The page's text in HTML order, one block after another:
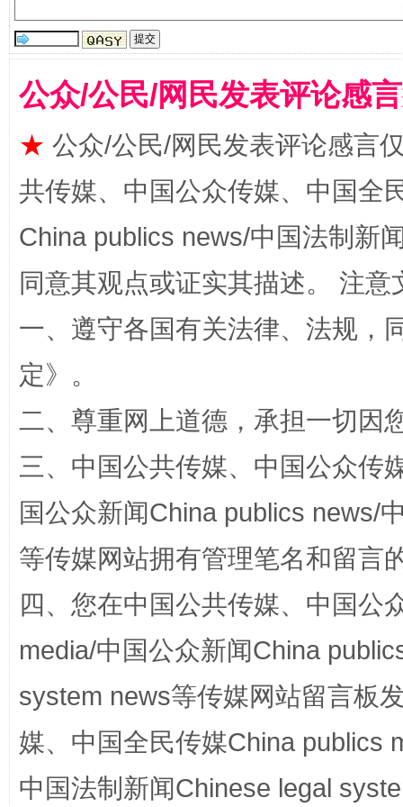
受贿1.44亿！段成刚被判无期 从幼
阿坝州三大球赛在茂县开幕 规模
国家大学科技园优化重塑工作
公众/公民/网民发表评论感
★ 公众/公民/网民发表评论感言
共传媒、中国公众传媒、中国全
China publics news/中国法制新
同意其观点或证实其描述。 注
一、遵守各国有关法律、法规，
定》。
二、尊重网上道德，承担一切因
三、中国公共传媒、中国公众传
国公众新闻China publics news/
等传媒网站拥有管理笔名和留言
四、您在中国公共传媒、中国公
media/中国公众新闻China
system news等传媒网站留言板
媒、中国全民传媒China publics
中国法制新闻Chinese legal